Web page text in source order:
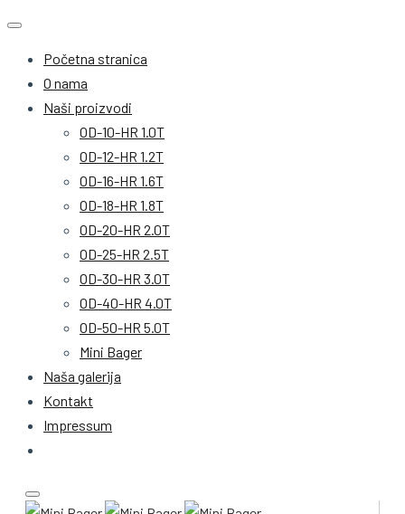
Početna stranica
O nama
Naši proizvodi
OD-10-HR 1.0T
OD-12-HR 1.2T
OD-16-HR 1.6T
OD-18-HR 1.8T
OD-20-HR 2.0T
OD-25-HR 2.5T
OD-30-HR 3.0T
OD-40-HR 4.0T
OD-50-HR 5.0T
Mini Bager
Naša galerija
Kontakt
Impressum